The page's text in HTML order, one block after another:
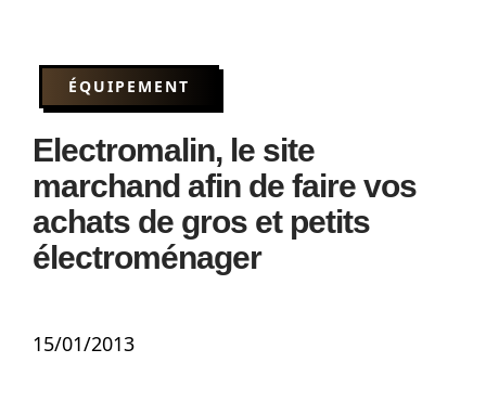
ÉQUIPEMENT
Electromalin, le site
marchand afin de faire vos
achats de gros et petits
électroménager
15/01/2013